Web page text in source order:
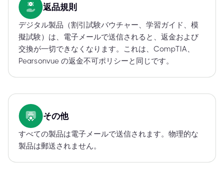
返品規則
デジタル製品（割引試験バウチャー、学習ガイド、模
擬試験）は、電子メールで送信されると、返金および
交換が一切できなくなります。これは、CompTIA、
Pearsonvue の返金不可ポリシーと同じです。
その他
すべての製品は電子メールで送信されます。物理的な
製品は郵送されません。